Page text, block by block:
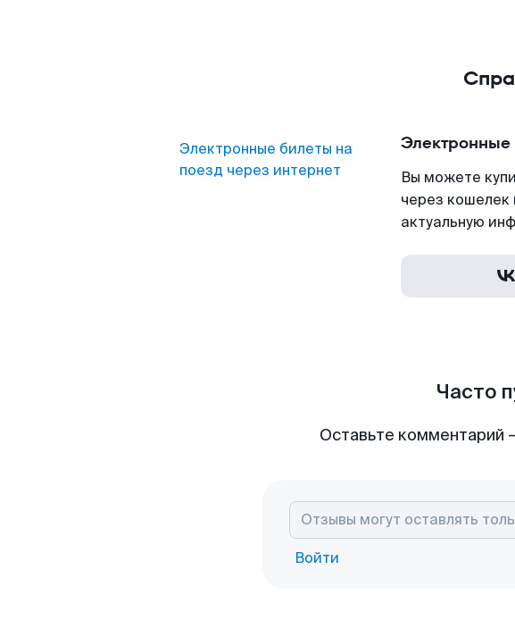
Электронные билеты на
поезд через интернет
Электронные
Вы можете
через кошелек
актуальную
Часто
Оставьте комментарий
Войти